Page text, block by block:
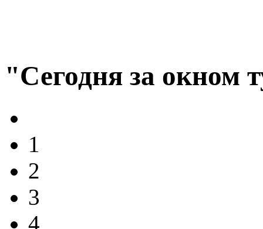
"Сегодня за окном
1
2
3
4